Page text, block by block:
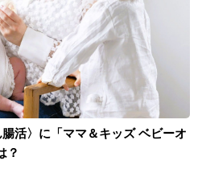
活〉に「ママ＆キッズ ベビーオ
？